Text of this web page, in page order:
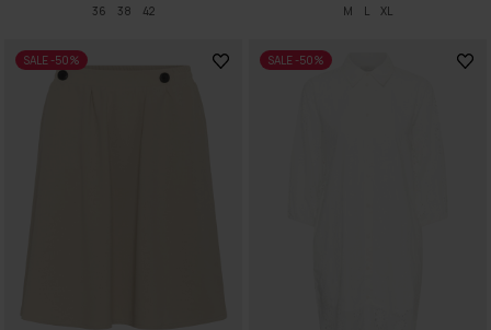
36 38 42 M L XL
SALE -50% SALE -50%